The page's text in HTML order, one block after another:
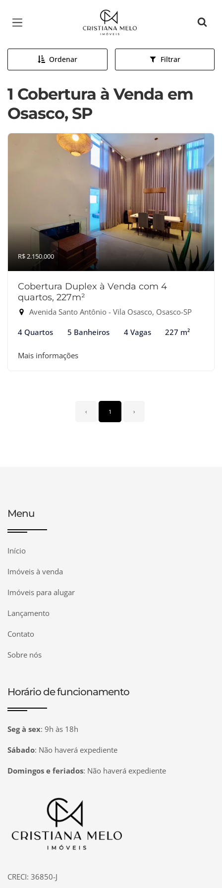
Página inicial
Ordenar Filtrar
1 Cobertura à Venda em
Osasco, SP
R$ 2.150.000
Cobertura Duplex à Venda com 4
quartos, 227m²
Avenida Santo Antônio - Vila Osasco, Osasco-SP
4 Quartos 5 Banheiros 4 Vagas 227 m²
Mais informações
‹ 1 ›
Menu
Início
Imóveis à venda
Imóveis para alugar
Lançamento
Contato
Sobre nós
Horário de funcionamento
Seg à sex: 9h às 18h
Sábado: Não haverá expediente
Domingos e feriados: Não haverá expediente
Página inicial
CRECI: 36850-J